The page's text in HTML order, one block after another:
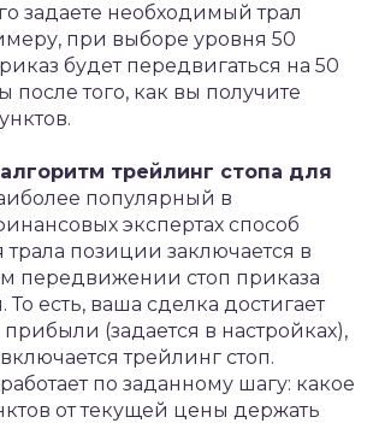
задаете необходимый трал
при выборе уровня 50
будет передвигаться на 50
после того, как вы получите
трейлинг стопа для
популярный в
экспертах способ
трала позиции заключается в
передвижении стоп приказа
То есть, ваша сделка достигает
(задается в настройках),
трейлинг стоп.
по заданному шагу: какое
от текущей цены держать